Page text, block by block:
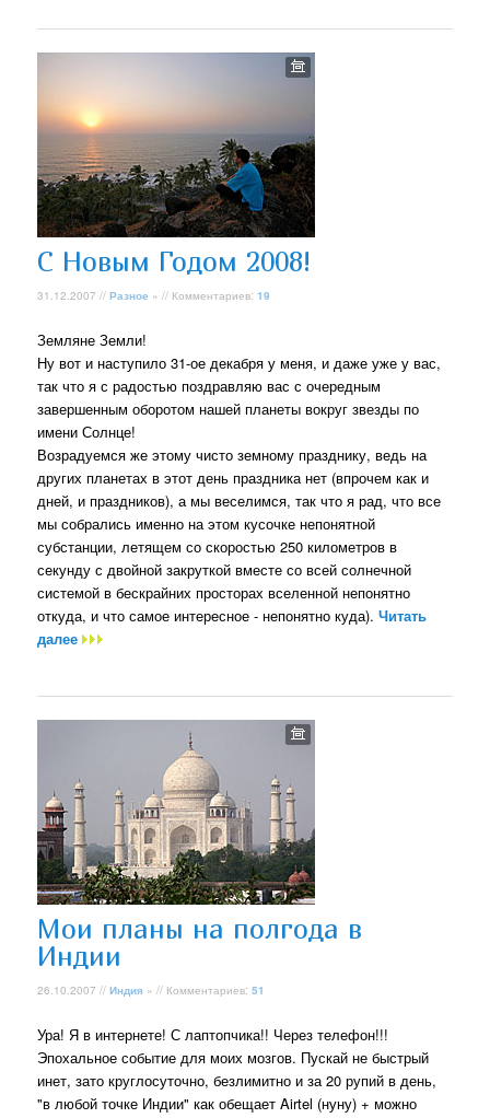
C Новым Годом 2008!
31.12.2007 //Разное » // Комментариев:19
Земляне Земли!
Ну вот и наступило 31-ое декабря у меня, и даже уже у вас,
так что я с радостью поздравляю вас с очередным
завершенным оборотом нашей планеты вокруг звезды по
имени Солнце!
Возрадуемся же этому чисто земному празднику, ведь на
других планетах в этот день праздника нет (впрочем как и
дней, и праздников), а мы веселимся, так что я рад, что все
мы собрались именно на этом кусочке непонятной
субстанции, летящем со скоростью 250 километров в
секунду с двойной закруткой вместе со всей солнечной
системой в бескрайних просторах вселенной непонятно
откуда, и что самое интересное - непонятно куда).Читать
далее
Мои планы на полгода в
Индии
26.10.2007 //Индия » // Комментариев:51
Ура! Я в интернете! С лаптопчика!! Через телефон!!!
Эпохальное событие для моих мозгов. Пускай не быстрый
инет, зато круглосуточно, безлимитно и за 20 рупий в день,
"в любой точке Индии" как обещает Airtel (нуну) + можно